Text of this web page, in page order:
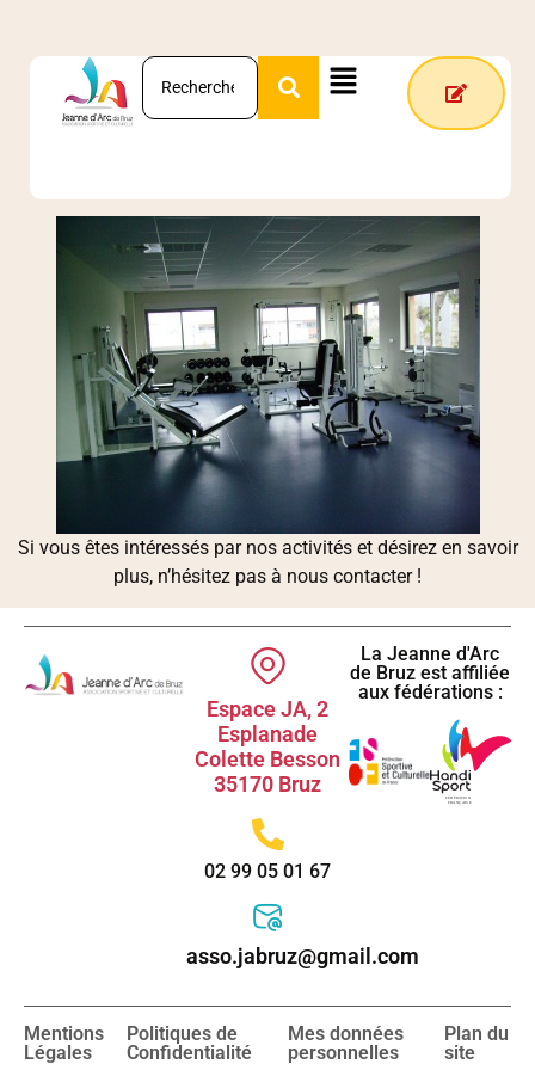
Si vous êtes intéressés par nos activités et désirez en savoir
plus, n’hésitez pas à nous contacter !
Espace JA, 2
Esplanade
Colette Besson
35170 Bruz
02 99 05 01 67
asso.jabruz@gmail.com
La Jeanne d'Arc
de Bruz est affiliée
aux fédérations :
Mentions
Légales
Politiques de
Confidentialité
Mes données
personnelles
Plan du
site